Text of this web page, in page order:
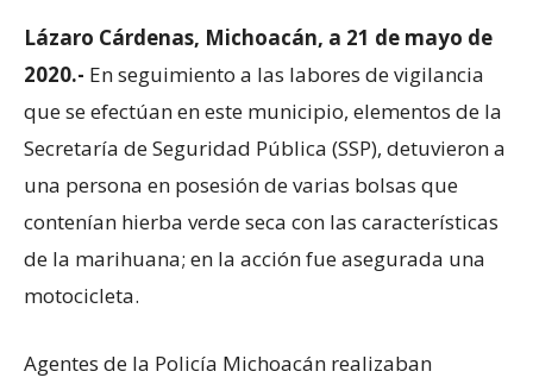
Lázaro Cárdenas, Michoacán, a 21 de mayo de
2020.- En seguimiento a las labores de vigilancia
que se efectúan en este municipio, elementos de la
Secretaría de Seguridad Pública (SSP), detuvieron a
una persona en posesión de varias bolsas que
contenían hierba verde seca con las características
de la marihuana; en la acción fue asegurada una
motocicleta.
Agentes de la Policía Michoacán realizaban